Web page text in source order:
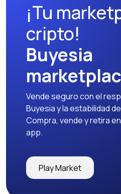
¡Tu
cripto!
Buyesia
Vende seguro con el
Buyesia y la estabilidad
Compra, vende y retira
app.
Play Market